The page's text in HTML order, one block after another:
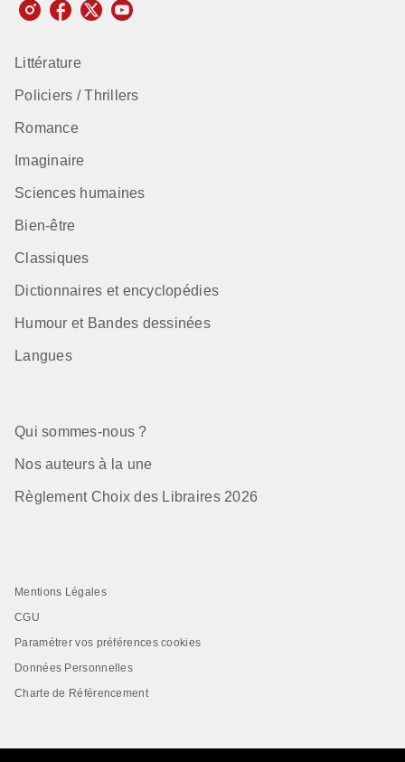
Littérature
Policiers / Thrillers
Romance
Imaginaire
Sciences humaines
Bien-être
Classiques
Dictionnaires et encyclopédies
Humour et Bandes dessinées
Langues
Qui sommes-nous ?
Nos auteurs à la une
Règlement Choix des Libraires 2026
Mentions Légales
CGU
Paramétrer vos préférences cookies
Données Personnelles
Charte de Référencement